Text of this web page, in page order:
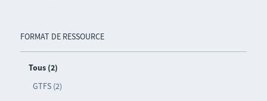
FORMAT DE RESSOURCE
Tous (2)
GTFS (2)